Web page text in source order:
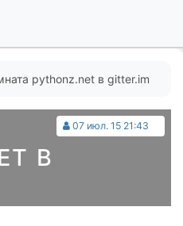
pythonz.net в gitter.im
07 июл. 15 21:43
В